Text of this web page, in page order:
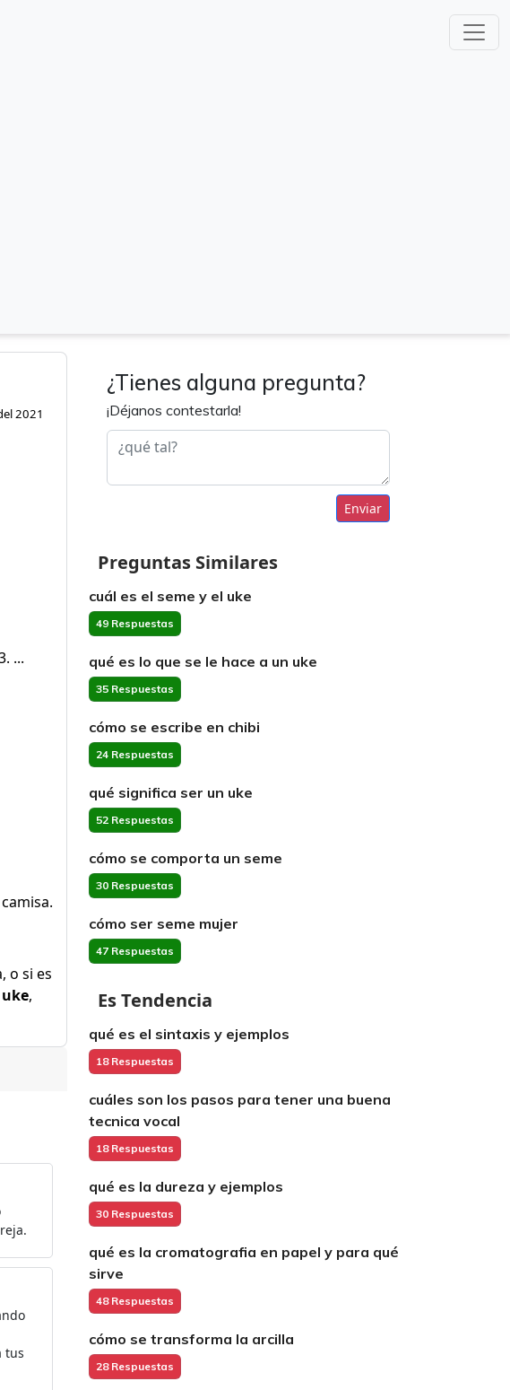
2021
...
o si es
uke,
tus
¿Tienes alguna pregunta?
¡Déjanos contestarla!
Enviar
Preguntas Similares
cuál es el seme y el uke
49 Respuestas
qué es lo que se le hace a un uke
35 Respuestas
cómo se escribe en chibi
24 Respuestas
qué significa ser un uke
52 Respuestas
cómo se comporta un seme
30 Respuestas
cómo ser seme mujer
47 Respuestas
Es Tendencia
qué es el sintaxis y ejemplos
18 Respuestas
cuáles son los pasos para tener una buena
tecnica vocal
18 Respuestas
qué es la dureza y ejemplos
30 Respuestas
qué es la cromatografia en papel y para qué
sirve
48 Respuestas
cómo se transforma la arcilla
28 Respuestas